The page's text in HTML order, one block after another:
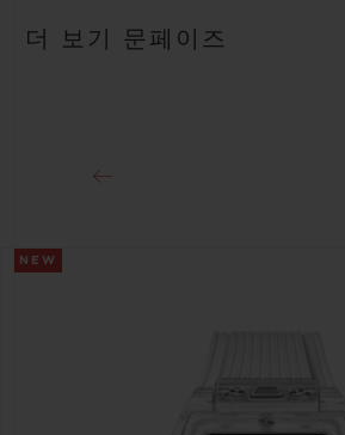
약 50시간
더 보기 문페이즈
NEW